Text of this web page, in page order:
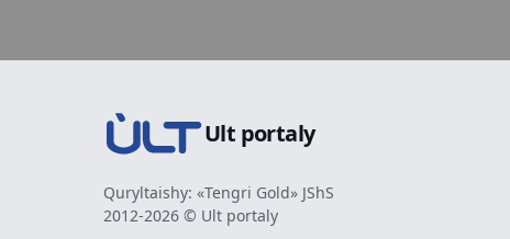
Ult portaly
Quryltaishy: «Tengri Gold» JShS
2012-2026 © Ult portaly